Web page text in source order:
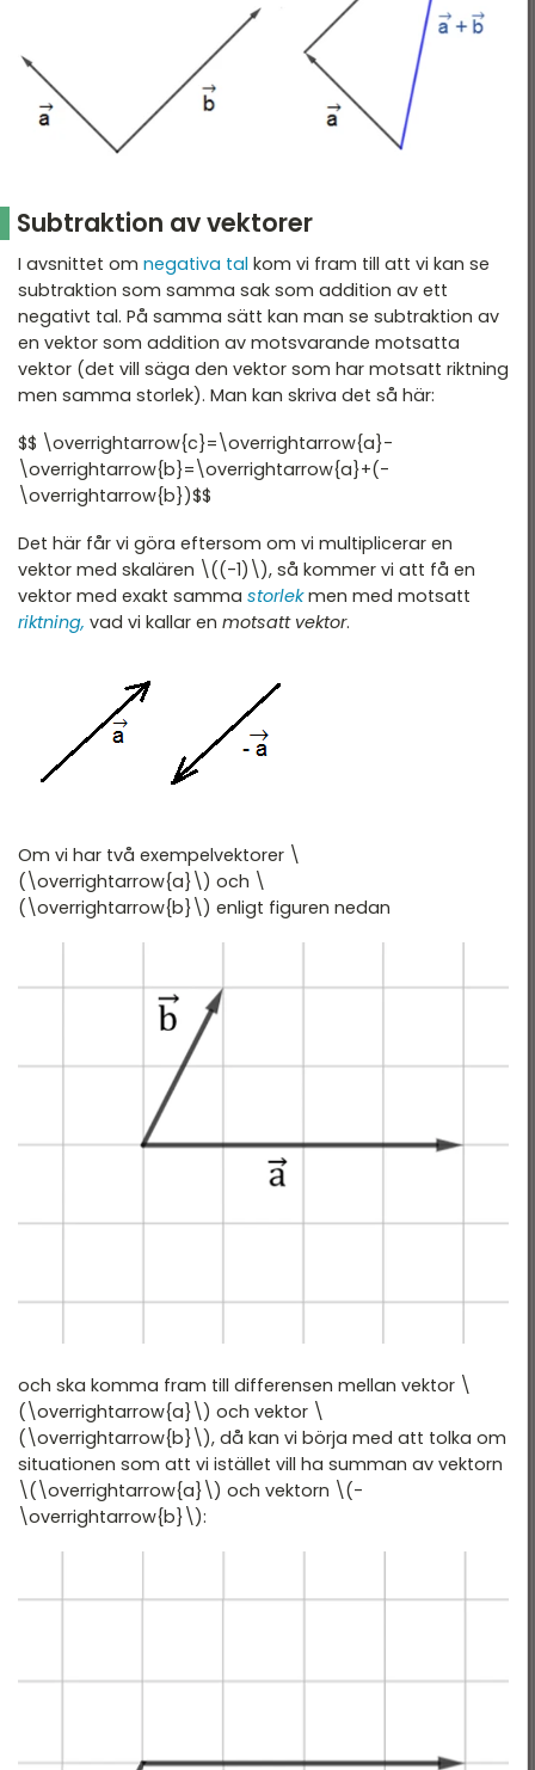
Subtraktion av vektorer
I avsnittet om negativa tal kom vi fram till att vi kan se
subtraktion som samma sak som addition av ett
negativt tal. På samma sätt kan man se subtraktion av
en vektor som addition av motsvarande motsatta
vektor (det vill säga den vektor som har motsatt riktning
men samma storlek). Man kan skriva det så här:
$$ \overrightarrow{c}=\overrightarrow{a}-
\overrightarrow{b}=\overrightarrow{a}+(-
\overrightarrow{b})$$
Det här får vi göra eftersom om vi multiplicerar en
vektor med skalären \((-1)\), så kommer vi att få en
vektor med exakt samma storlekmen med motsatt
riktning, vad vi kallar en motsatt vektor.
Om vi har två exempelvektorer \
(\overrightarrow{a}\) och \
(\overrightarrow{b}\) enligt figuren nedan
och ska komma fram till differensen mellan vektor \
(\overrightarrow{a}\) och vektor \
(\overrightarrow{b}\), då kan vi börja med att tolka om
situationen som att vi istället vill ha summan av vektorn
\(\overrightarrow{a}\) och vektorn \(-
\overrightarrow{b}\):